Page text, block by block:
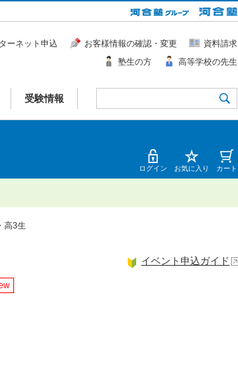
受験情報
ーネット申込 お客様情報の確認・変更
資料請求
塾生の方
高等学校の先生
ログイン お気に入り カート
高3生
イベント申込ガイド